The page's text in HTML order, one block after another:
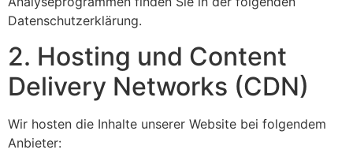
Datenschutzerklärung.
2. Hosting und Content
Delivery Networks (CDN)
Wir hosten die Inhalte unserer Website bei folgendem
Anbieter: